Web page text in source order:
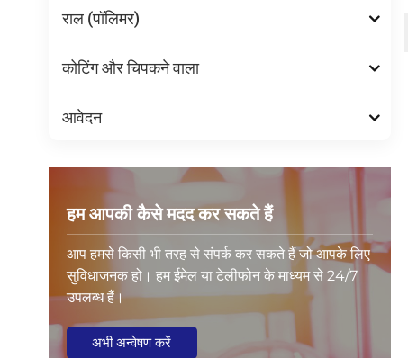
राल (पॉलिमर)
कोटिंग और चिपकने वाला
आवेदन
हम आपकी कैसे मदद कर सकते हैं
आप हमसे किसी भी तरह से संपर्क कर सकते हैं जो आपके लिए
सुविधाजनक हो। हम ईमेल या टेलीफोन के माध्यम से 24/7
उपलब्ध हैं।
अभी अन्वेषण करें